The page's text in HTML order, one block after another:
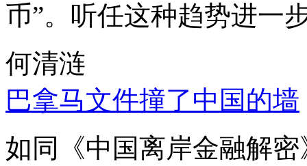
币”。听任这种趋势进一
何清涟
巴拿马文件撞了中国的墙
如同《中国离岸金融解